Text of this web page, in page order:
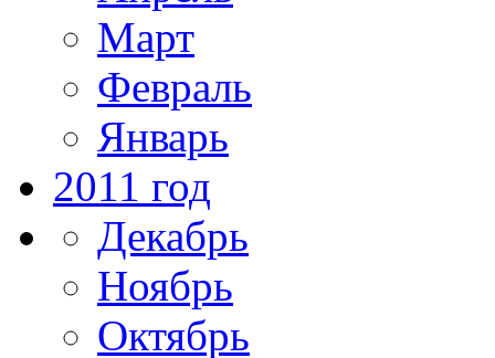
Март
Февраль
Январь
2011 год
Декабрь
Ноябрь
Октябрь